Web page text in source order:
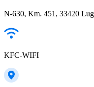
N-630, Km. 451, 33420
KFC-WIFI